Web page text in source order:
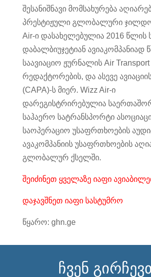
შესანიშნავი მომსახურება
პრესტიჟული გლობალური
Air-ი დასახელებულია 2016 წლის
დაბალბიუჯეტიან ავიაკომპანიად
საავიაციო ჟურნალის Air Transport
რედაქტორების, და ასევე
(CAPA)-ს მიერ. Wizz Air-ი
დარეგისტრირებულია
საჰაერო სატრანსპორტი
საოპერაციო უსაფრთხოების
ავაკომპანიის უსაფრთხოების
გლობალურ ქსელში.
შეიძინეთ ყველაზე იაფი
დაჯავშნეთ იაფი სასტუმრო
წყარო: ghn.ge
ჩვენ